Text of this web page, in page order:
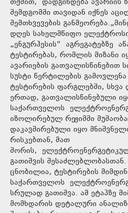
შემდგომში თავიდან იქნეს
შემთხვევების
დღეს სახელმწიფო
„ენგურჰესის“ აგრეგატებზე
ტესტირებას, რომლის მიზანი
ავარიების გათვალისწინებით
სუსტი წერტილების
ტესტირების ფარგლებში, სხვა
ერთად, გათვალისწინებული
საქართველოს
იზოლირებულ რეჟიმში
დაკავშირებული იყო
რისკებთან, მათ
შორის,
გათიშვის
ცნობილია, ტესტირების
საქართველოს
სრულად გათიშვა. ამ ეტაპზე
მომხდარის დეტალური